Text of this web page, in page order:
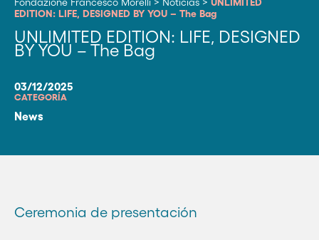
EDITION: LIFE, DESIGNED BY YOU – The Bag
UNLIMITED EDITION: LIFE, DESIGNED
BY YOU – The Bag
03/12/2025
CATEGORÍA
News
Ceremonia de presentación